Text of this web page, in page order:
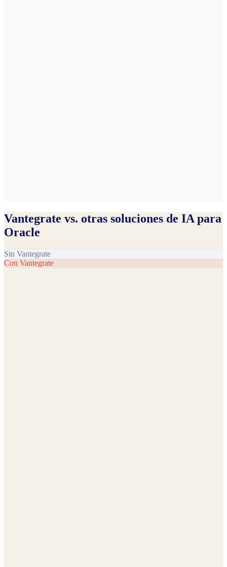
Vantegrate vs. otras soluciones de IA para
Oracle
Sin Vantegrate
Con Vantegrate